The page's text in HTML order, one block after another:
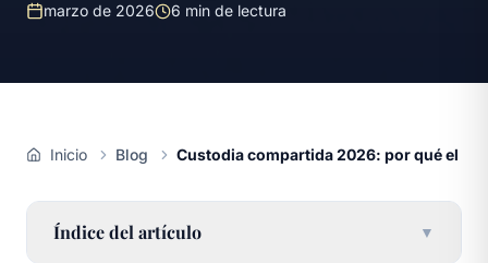
marzo de 2026 6 min de lectura
Inicio Blog Custodia compartida 2026: por qué el
Índice del artículo ▼